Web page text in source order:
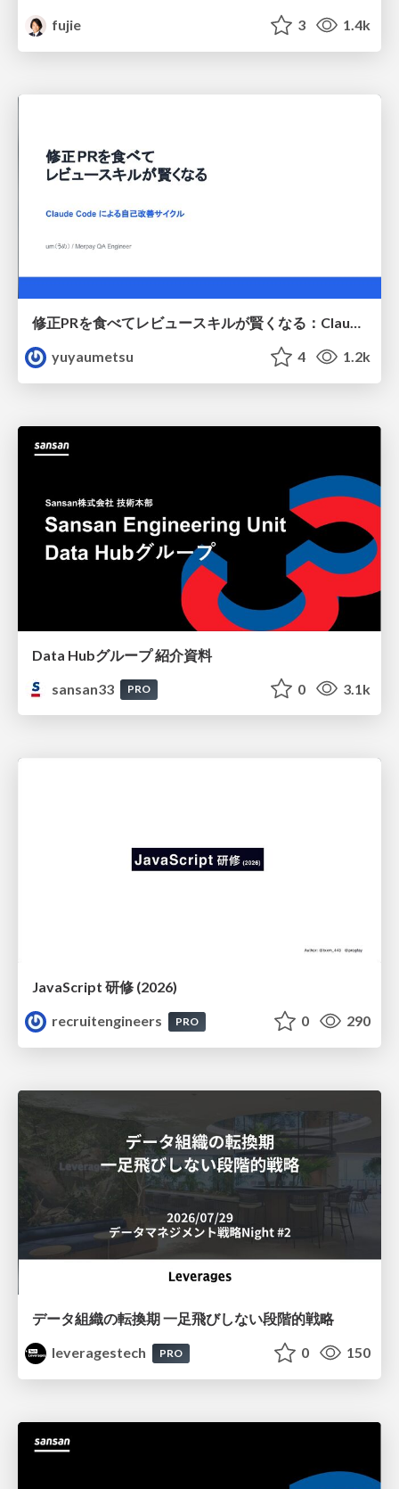
fujie
3 1.4k
修正PRを食べてレビュースキルが賢くなる：Claude Codeによる自己改善サイクル
yuyaumetsu
4 1.2k
Data Hubグループ 紹介資料
sansan33
PRO 0 3.1k
JavaScript 研修 (2026)
recruitengineers
PRO 0 290
データ組織の転換期 一足飛びしない段階的戦略
leveragestech
PRO 0 150